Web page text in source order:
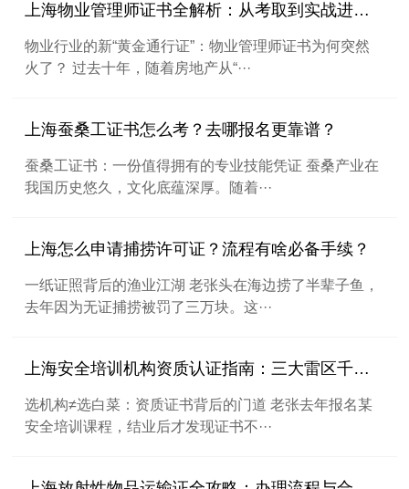
上海物业管理师证书全解析：从考取到实战进阶指南
物业行业的新“黄金通行证”：物业管理师证书为何突然
火了？ 过去十年，随着房地产从“···
上海蚕桑工证书怎么考？去哪报名更靠谱？
蚕桑工证书：一份值得拥有的专业技能凭证 蚕桑产业在
我国历史悠久，文化底蕴深厚。随着···
上海怎么申请捕捞许可证？流程有啥必备手续？
一纸证照背后的渔业江湖 老张头在海边捞了半辈子鱼，
去年因为无证捕捞被罚了三万块。这···
上海安全培训机构资质认证指南：三大雷区千万别踩
选机构≠选白菜：资质证书背后的门道 老张去年报名某
安全培训课程，结业后才发现证书不···